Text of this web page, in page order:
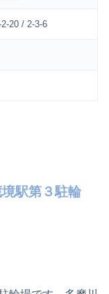
20 / 2-3-6
駅第３駐輪